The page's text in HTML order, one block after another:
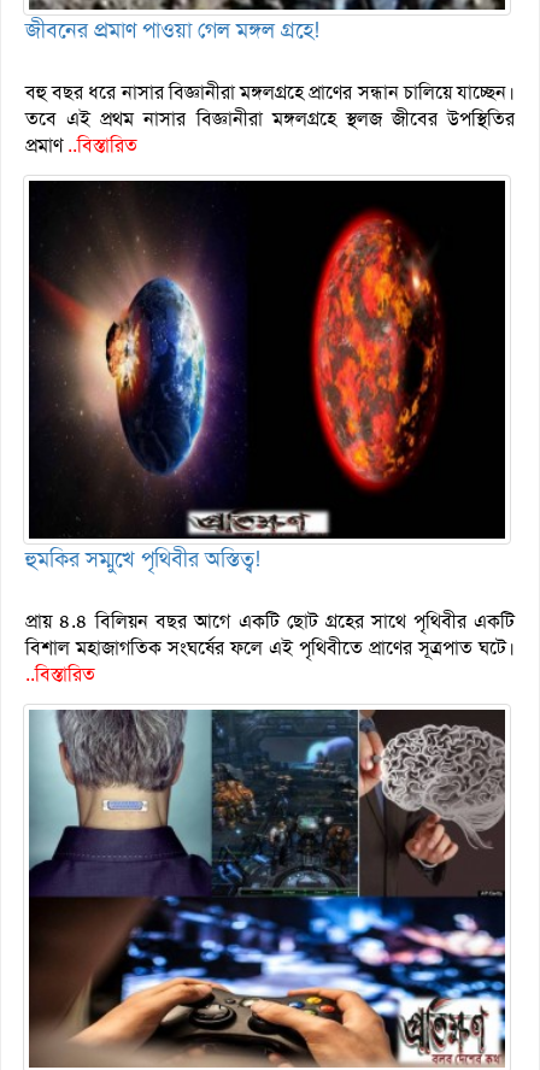
জীবনের প্রমাণ পাওয়া গেল মঙ্গল গ্রহে!
বহু বছর ধরে নাসার বিজ্ঞানীরা মঙ্গলগ্রহে প্রাণের সন্ধান চালিয়ে যাচ্ছেন।
তবে এই প্রথম নাসার বিজ্ঞানীরা মঙ্গলগ্রহে স্থলজ জীবের উপস্থিতির
প্রমাণ..বিস্তারিত
হুমকির সম্মুখে পৃথিবীর অস্তিত্ব!
প্রায় ৪.৪ বিলিয়ন বছর আগে একটি ছোট গ্রহের সাথে পৃথিবীর একটি
বিশাল মহাজাগতিক সংঘর্ষের ফলে এই পৃথিবীতে প্রাণের সূত্রপাত ঘটে।
..বিস্তারিত